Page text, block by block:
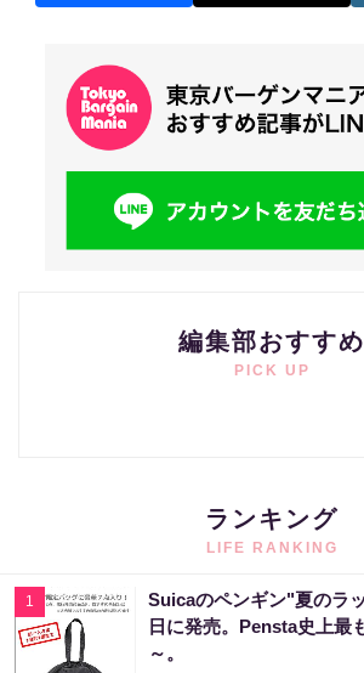
編集部おすすめ
PICK UP
ランキング
LIFE RANKING
1
Suicaのペンギン"夏のラ
日に発売。Pensta史上最
～。